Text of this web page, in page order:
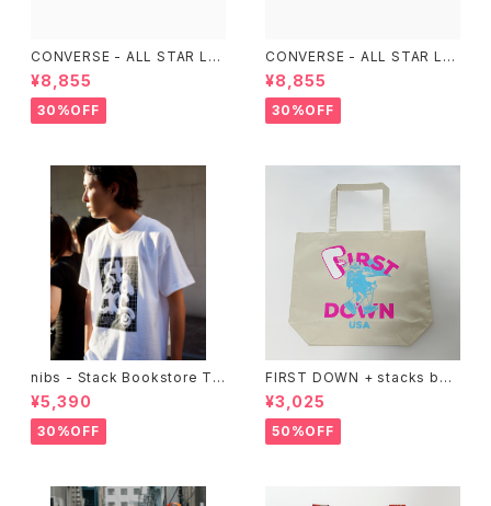
CONVERSE - ALL STAR LG
CY OX （Purple）
¥8,855
30%OFF
CONVERSE - ALL STAR LG
CY OX （ALL BLACK)
¥8,855
30%OFF
nibs - Stack Bookstore Te
e
¥5,390
30%OFF
FIRST DOWN + stacks boo
kstore BIG TOTE
¥3,025
50%OFF